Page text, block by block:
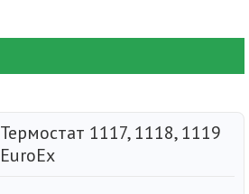
Термостат 1117, 1118, 1119
EuroEx